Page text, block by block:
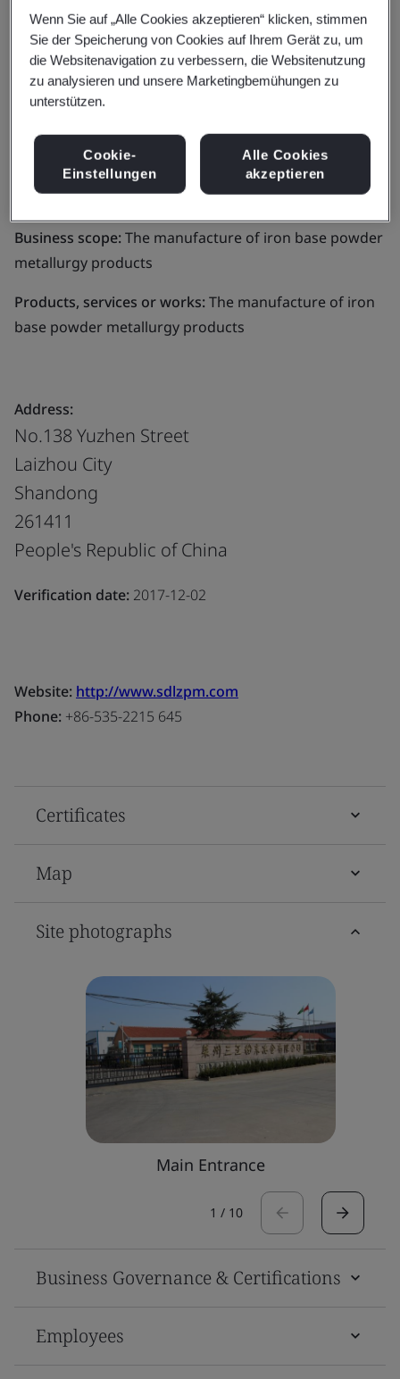
Laizhou Sanwang
Powder Metallurgy Co.,
Ltd.
Business scope:The manufacture of iron base powder
metallurgy products
Products, services or works:The manufacture of iron
base powder metallurgy products
Address:
No.138 Yuzhen Street
Laizhou City
Shandong
261411
People's Republic of China
Verification date: 2017-12-02
Website: http://www.sdlzpm.com
Phone: +86-535-2215 645
Certificates
Map
Site photographs
Main Entrance
1 / 10
Business Governance & Certifications
Employees
Wenn Sie auf „Alle Cookies akzeptieren“ klicken, stimmen
Sie der Speicherung von Cookies auf Ihrem Gerät zu, um
die Websitenavigation zu verbessern, die Websitenutzung
zu analysieren und unsere Marketingbemühungen zu
unterstützen.
Cookie-
Einstellungen
Alle Cookies
akzeptieren